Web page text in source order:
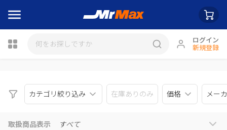
ログイン
新規登録
カテゴリ絞り込み 在庫ありのみ 価格 メー
取扱商品表示 すべて